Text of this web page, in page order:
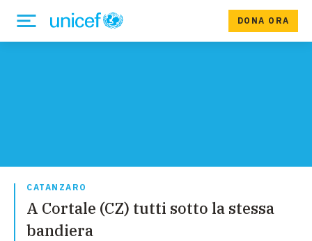
DONA ORA
CATANZARO
A Cortale (CZ) tutti sotto la stessa
bandiera